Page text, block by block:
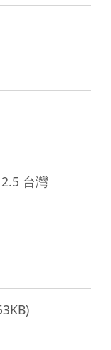
台灣